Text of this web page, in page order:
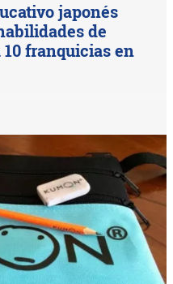
japonés
de
franquicias en